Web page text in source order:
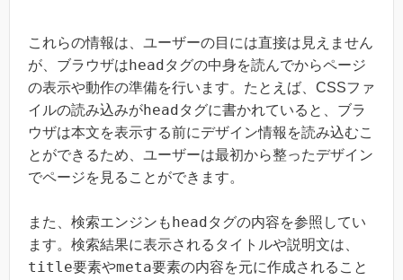
これらの情報は、ユーザーの目には直接は見えません
が、ブラウザはheadタグの中身を読んでからページ
の表示や動作の準備を行います。たとえば、CSSファ
イルの読み込みがheadタグに書かれていると、ブラ
ウザは本文を表示する前にデザイン情報を読み込むこ
とができるため、ユーザーは最初から整ったデザイン
でページを見ることができます。
また、検索エンジンも head タグの内容を参照してい
ます。検索結果に表示されるタイトルや説明文は、
title要素やmeta要素の内容を元に作成されること